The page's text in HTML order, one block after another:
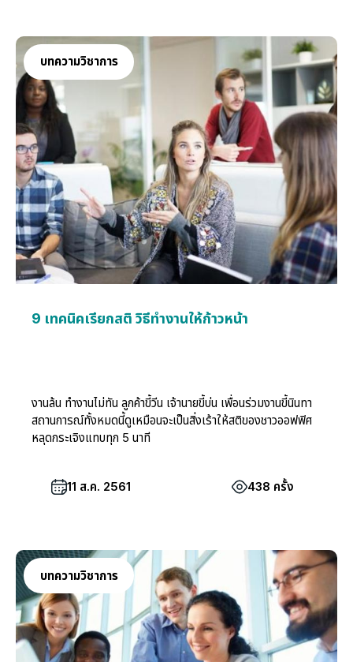
บทความวิชาการ
9 เทคนิคเรียกสติ วิธีทำงานให้ก้าวหน้า
งานล้น ทำงานไม่ทัน ลูกค้าขี้วีน เจ้านายขี้บ่น เพื่อนร่วมงานขี้นินทา
สถานการณ์ทั้งหมดนี้ดูเหมือนจะเป็นสิ่งเร้าให้สติของชาวออฟฟิศ
หลุดกระเจิงแทบทุก 5 นาที
11 ส.ค. 2561 438 ครั้ง
บทความวิชาการ